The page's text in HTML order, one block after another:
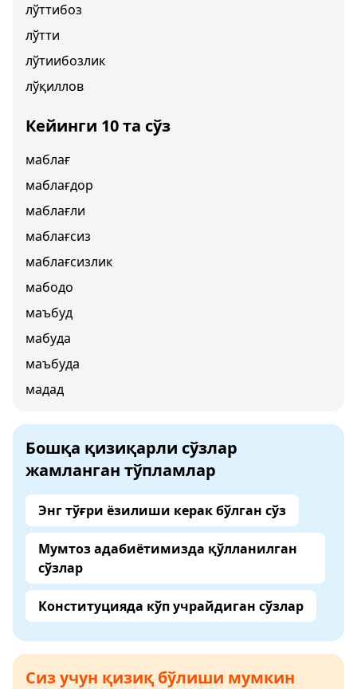
лўттибоз
лўтти
лўтиибозлик
лўқиллов
Кейинги 10 та сўз
маблағ
маблағдор
маблағли
маблағсиз
маблағсизлик
мабодо
маъбуд
мабуда
маъбуда
мадад
Бошқа қизиқарли сўзлар
жамланган тўпламлар
Энг тўғри ёзилиши керак бўлган сўз
Мумтоз адабиётимизда қўлланилган
сўзлар
Конституцияда кўп учрайдиган сўзлар
Сиз учун қизиқ бўлиши мумкин